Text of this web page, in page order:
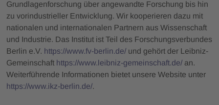
Grundlagenforschung über angewandte Forschung bis hin
zu vorindustrieller Entwicklung. Wir kooperieren dazu mit
nationalen und internationalen Partnern aus Wissenschaft
und Industrie. Das Institut ist Teil des Forschungsverbundes
Berlin e.V. https://www.fv-berlin.de/ und gehört der Leibniz-
Gemeinschaft https://www.leibniz-gemeinschaft.de/ an.
Weiterführende Informationen bietet unsere Website unter
https://www.ikz-berlin.de/.